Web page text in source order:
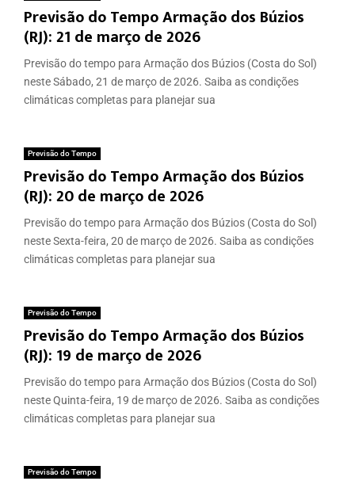
Previsão do Tempo Armação dos Búzios
(RJ): 21 de março de 2026
Previsão do tempo para Armação dos Búzios (Costa do Sol)
neste Sábado, 21 de março de 2026. Saiba as condições
climáticas completas para planejar sua
Previsão do Tempo
Previsão do Tempo Armação dos Búzios
(RJ): 20 de março de 2026
Previsão do tempo para Armação dos Búzios (Costa do Sol)
neste Sexta-feira, 20 de março de 2026. Saiba as condições
climáticas completas para planejar sua
Previsão do Tempo
Previsão do Tempo Armação dos Búzios
(RJ): 19 de março de 2026
Previsão do tempo para Armação dos Búzios (Costa do Sol)
neste Quinta-feira, 19 de março de 2026. Saiba as condições
climáticas completas para planejar sua
Previsão do Tempo